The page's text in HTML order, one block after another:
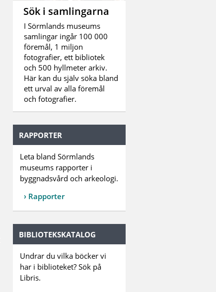
Sök i samlingarna
I Sörmlands museums
samlingar ingår 100 000
föremål, 1 miljon
fotografier, ett bibliotek
och 500 hyllmeter arkiv.
Här kan du själv söka bland
ett urval av alla föremål
och fotografier.
RAPPORTER
Leta bland Sörmlands
museums rapporter i
byggnadsvård och arkeologi.
Rapporter
BIBLIOTEKSKATALOG
Undrar du vilka böcker vi
har i biblioteket? Sök på
Libris.